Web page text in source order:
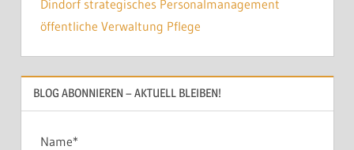
BLOG ABONNIEREN – AKTUELL BLEIBEN!
Name*